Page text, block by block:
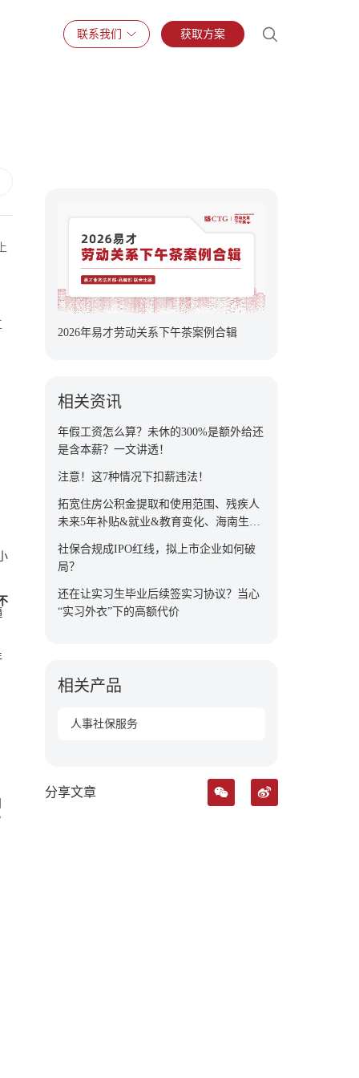
联系我们 获取方案
2026年易才劳动关系下午茶案例合辑
相关资讯
年假工资怎么算？未休的300%是额外给还
是含本薪？一文讲透！
注意！这7种情况下扣薪违法！
拓宽住房公积金提取和使用范围、残疾人
未来5年补贴&就业&教育变化、海南生育
社保合规成IPO红线，拟上市企业如何破
局？
还在让实习生毕业后续签实习协议？当心
“实习外衣”下的高额代价
相关产品
人事社保服务
分享文章